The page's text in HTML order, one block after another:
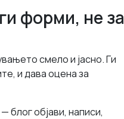
форми, не за
смело и јасно. Ги
и дава оцена за
блог објави, написи,